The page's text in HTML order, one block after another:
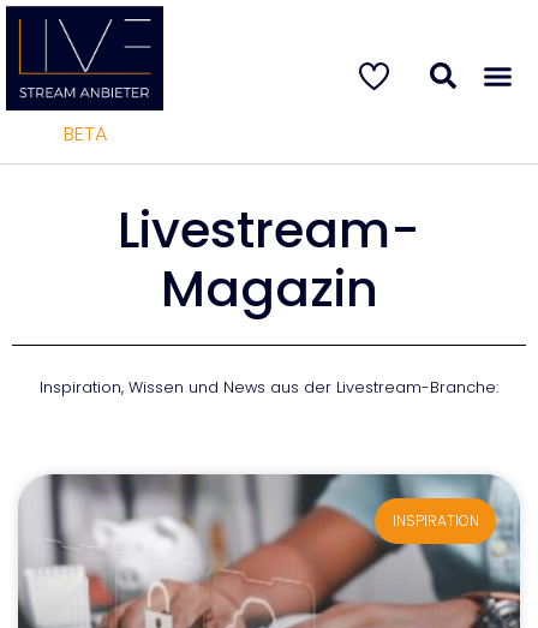
BETA
Livestream-
Magazin
Inspiration, Wissen und News aus der Livestream-Branche:
INSPIRATION